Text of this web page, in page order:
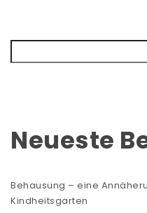
Neueste
Behausung – eine
Kindheitsgarten